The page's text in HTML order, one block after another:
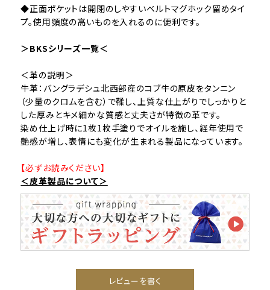
◆正面ポケットは開閉のしやすいベルトマグホック留めタイ
プ。使用頻度の高いものを入れるのに便利です。
＞BKSシリーズ一覧＜
＜革の説明＞
牛革：バングラデシュ北西部産のコブ牛の原皮をタンニン
（少量のクロムを含む）で鞣し、上質な仕上がりでしっかりと
した厚みとキメ細かな質感と丈夫さが特徴の革です。
染め仕上げ時に1枚1枚手塗りでオイルを施し、経年使用で
艶感が増し、表情にも変化が生まれる製品になっています。
【必ずお読みください】
＜皮革製品について＞
レビューを書く